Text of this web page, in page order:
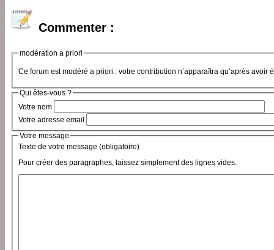
Commenter :
modération a priori
Ce forum est modéré a priori : votre contribution n’apparaîtra qu’après avoir
Qui êtes-vous ?
Votre nom
Votre adresse email
Votre message
Texte de votre message (obligatoire)
Pour créer des paragraphes, laissez simplement des lignes vides.